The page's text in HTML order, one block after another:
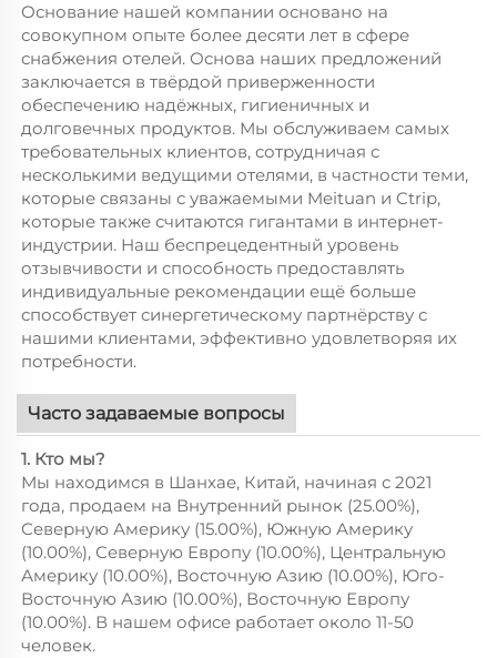
Основание нашей компании основано на
совокупном опыте более десяти лет в сфере
снабжения отелей. Основа наших предложений
заключается в твёрдой приверженности
обеспечению надёжных, гигиеничных и
долговечных продуктов. Мы обслуживаем самых
требовательных клиентов, сотрудничая с
несколькими ведущими отелями, в частности теми,
которые связаны с уважаемыми Meituan и Ctrip,
которые также считаются гигантами в интернет-
индустрии. Наш беспрецедентный уровень
отзывчивости и способность предоставлять
индивидуальные рекомендации ещё больше
способствует синергетическому партнёрству с
нашими клиентами, эффективно удовлетворяя их
потребности.
Часто задаваемые вопросы
1. Кто мы?
Мы находимся в Шанхае, Китай, начиная с 2021
года, продаем на Внутренний рынок (25.00%),
Северную Америку (15.00%), Южную Америку
(10.00%), Северную Европу (10.00%), Центральную
Америку (10.00%), Восточную Азию (10.00%), Юго-
Восточную Азию (10.00%), Восточную Европу
(10.00%). В нашем офисе работает около 11-50
человек.